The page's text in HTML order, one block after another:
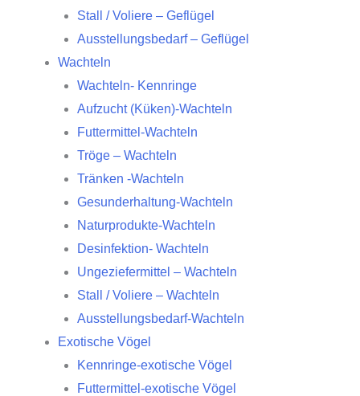
Stall / Voliere – Geflügel
Ausstellungsbedarf – Geflügel
Wachteln
Wachteln- Kennringe
Aufzucht (Küken)-Wachteln
Futtermittel-Wachteln
Tröge – Wachteln
Tränken -Wachteln
Gesunderhaltung-Wachteln
Naturprodukte-Wachteln
Desinfektion- Wachteln
Ungeziefermittel – Wachteln
Stall / Voliere – Wachteln
Ausstellungsbedarf-Wachteln
Exotische Vögel
Kennringe-exotische Vögel
Futtermittel-exotische Vögel